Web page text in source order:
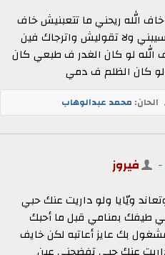
الله ريحني ما تتعبنيش خاف
ولا تقوليش واترجاك فين
الله لو كان الغدر ف طبعي كان
كان الظلم ف دمي
الحان: محمد عبدالوهاب
- فيروز
ويّايا ولو داريت عنك حبي
طيفك بمنامي قبل ما أحبك
بك عايز أعاتبه لكن خايف